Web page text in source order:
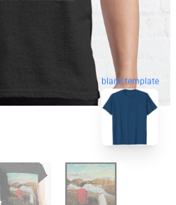
blank template